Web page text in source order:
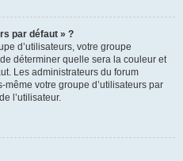
par défaut » ?
d’utilisateurs, votre groupe
déterminer quelle sera la couleur et
Les administrateurs du forum
votre groupe d’utilisateurs par
l’utilisateur.